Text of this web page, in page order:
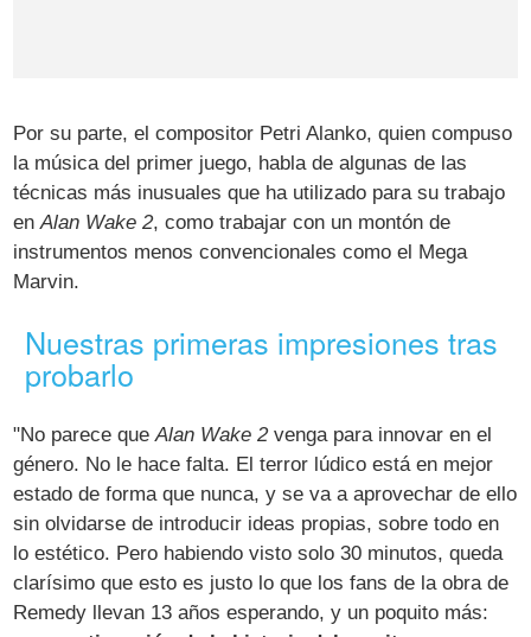
Por su parte, el compositor Petri Alanko, quien compuso
la música del primer juego, habla de algunas de las
técnicas más inusuales que ha utilizado para su trabajo
enAlan Wake 2, como trabajar con un montón de
instrumentos menos convencionales como el Mega
Marvin.
Nuestras primeras impresiones tras
probarlo
"No parece queAlan Wake 2venga para innovar en el
género. No le hace falta. El terror lúdico está en mejor
estado de forma que nunca, y se va a aprovechar de ello
sin olvidarse de introducir ideas propias, sobre todo en
lo estético. Pero habiendo visto solo 30 minutos, queda
clarísimo que esto es justo lo que los fans de la obra de
Remedy llevan 13 años esperando, y un poquito más: